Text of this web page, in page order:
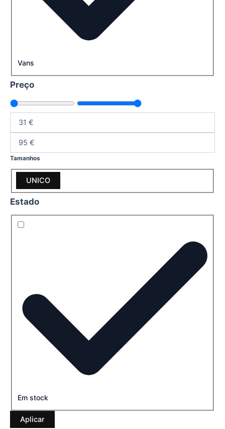
Vans
Preço
Tamanhos
UNICO
Estado
Em stock
Aplicar